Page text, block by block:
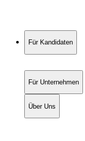
Für Kandidaten
Für Unternehmen
Über Uns